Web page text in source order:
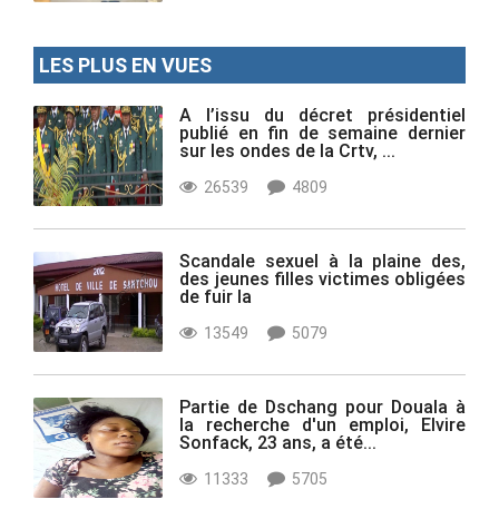
LES PLUS EN VUES
A l’issu du décret présidentiel
publié en fin de semaine dernier
sur les ondes de la Crtv, ...
26539 4809
Scandale sexuel à la plaine des,
des jeunes filles victimes obligées
de fuir la
13549 5079
Partie de Dschang pour Douala à
la recherche d'un emploi, Elvire
Sonfack, 23 ans, a été...
11333 5705